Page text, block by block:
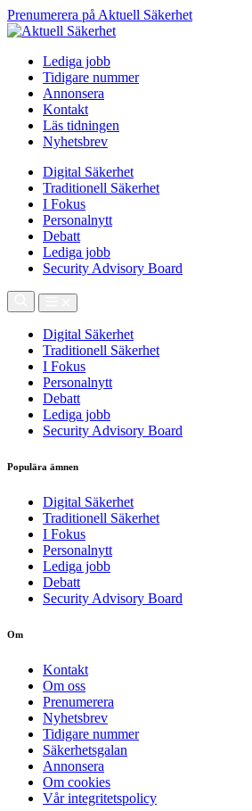
Prenumerera på Aktuell Säkerhet
Lediga jobb
Tidigare nummer
Annonsera
Kontakt
Läs tidningen
Nyhetsbrev
Digital Säkerhet
Traditionell Säkerhet
I Fokus
Personalnytt
Debatt
Lediga jobb
Security Advisory Board
Digital Säkerhet
Traditionell Säkerhet
I Fokus
Personalnytt
Debatt
Lediga jobb
Security Advisory Board
Populära ämnen
Digital Säkerhet
Traditionell Säkerhet
I Fokus
Personalnytt
Lediga jobb
Debatt
Security Advisory Board
Om
Kontakt
Om oss
Prenumerera
Nyhetsbrev
Tidigare nummer
Säkerhetsgalan
Annonsera
Om cookies
Vår integritetspolicy